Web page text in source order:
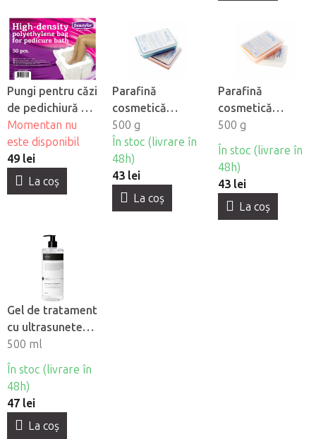
Pungi pentru căzi
de pedichiură de
unică folosință
Beautyfor®
50buc
Momentan nu
este disponibil
49 lei
La coş
Parafină
cosmetică
Depilflax - Mentă
500 g
În stoc (livrare în
48h)
43 lei
La coş
Parafină
cosmetică
Depilflax -
Portocală -
piersică
500 g
În stoc (livrare în
48h)
43 lei
La coş
Gel de tratament
cu ultrasunete
Syis cu acid
hialuronic
500 ml
În stoc (livrare în
48h)
47 lei
La coş